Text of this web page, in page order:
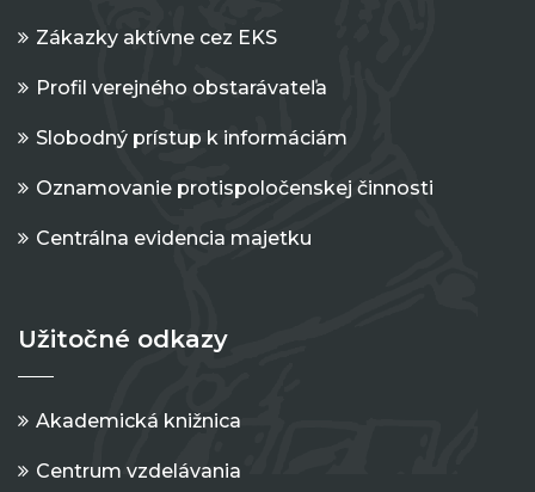
Zákazky aktívne cez EKS
Profil verejného obstarávateľa
Slobodný prístup k informáciám
Oznamovanie protispoločenskej činnosti
Centrálna evidencia majetku
Užitočné odkazy
Akademická knižnica
Centrum vzdelávania